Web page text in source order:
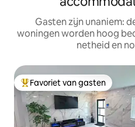
Gasten zijn unaniem:
woningen worden hoog
netheid en
Topfavoriet van gasten
Favoriet van gasten